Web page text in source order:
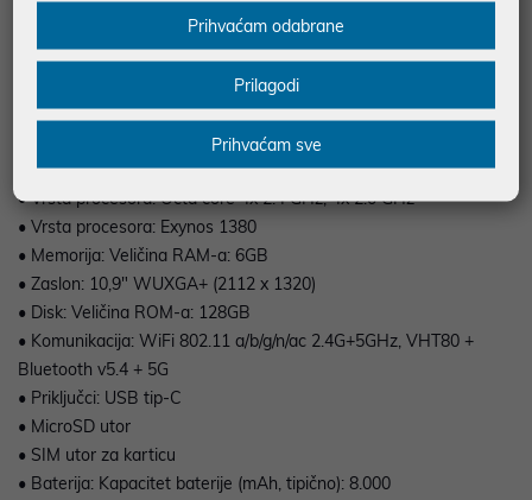
multimediju. Uz podršku za 5G mreže, Tab S10 Lite omogućuje
iznimno brzo surfanje i streaming, a elegantna siva (Gray) boja
• Vrsta procesora: Octa core 4x 2.4 GHz, 4x 2.0 GHz
• Vrsta procesora: Exynos 1380
• Memorija: Veličina RAM-a: 6GB
• Zaslon: 10,9" WUXGA+ (2112 x 1320)
• Disk: Veličina ROM-a: 128GB
• Komunikacija: WiFi 802.11 a/b/g/n/ac 2.4G+5GHz, VHT80 +
Bluetooth v5.4 + 5G
• Priključci: USB tip-C
• MicroSD utor
• SIM utor za karticu
• Baterija: Kapacitet baterije (mAh, tipično): 8.000
Prihvaćam odabrane
Prilagodi
Prihvaćam sve